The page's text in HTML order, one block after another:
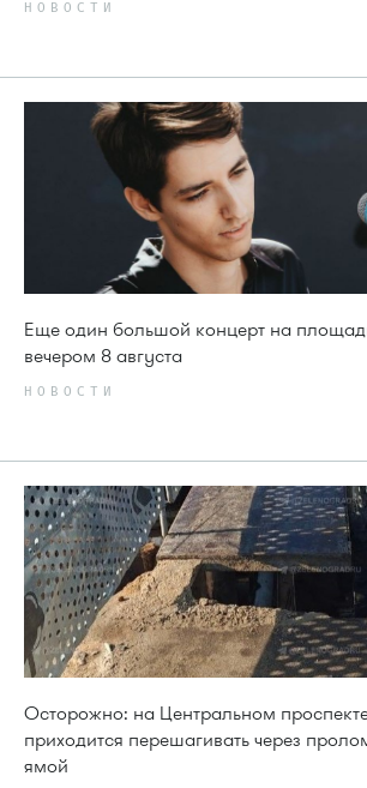
НОВОСТИ
Еще один большой концерт на
вечером 8 августа
НОВОСТИ
Осторожно: на Центральном
приходится перешагивать через
ямой